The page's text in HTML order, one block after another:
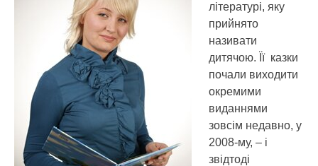
літературі, яку
прийнято
називати
дитячою. Її казки
почали виходити
окремими
виданнями
зовсім недавно, у
2008-му, – і
звідтоді